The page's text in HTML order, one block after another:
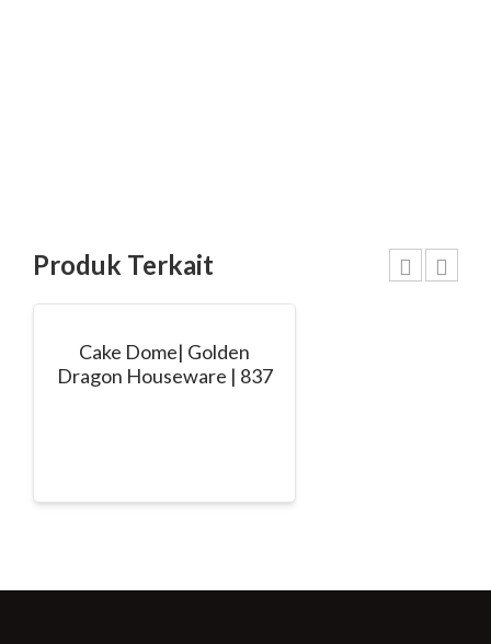
Produk Terkait
Cake Dome| Golden
Dragon Houseware | 837